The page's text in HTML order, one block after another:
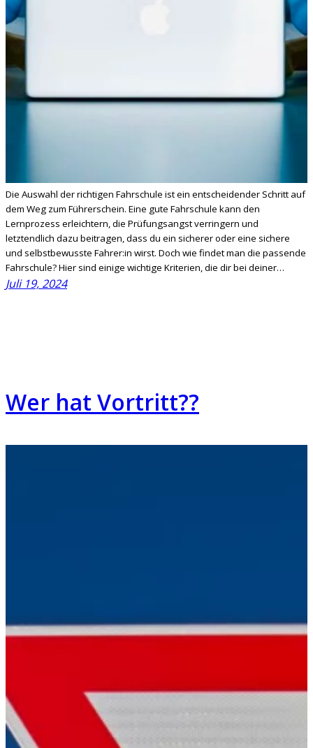
Die Auswahl der richtigen Fahrschule ist ein entscheidender Schritt auf
dem Weg zum Führerschein. Eine gute Fahrschule kann den
Lernprozess erleichtern, die Prüfungsangst verringern und
letztendlich dazu beitragen, dass du ein sicherer oder eine sichere
und selbstbewusste Fahrer:in wirst. Doch wie findet man die passende
Fahrschule? Hier sind einige wichtige Kriterien, die dir bei deiner…
Juli 19, 2024
Wer hat Vortritt??